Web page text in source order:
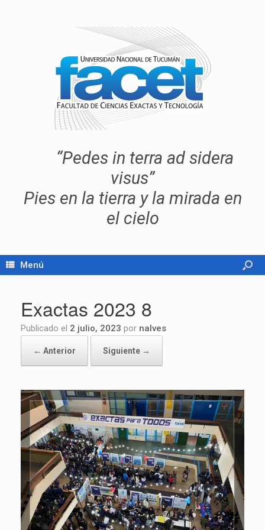
“Pedes in terra ad sidera
visus”
Pies en la tierra y la mirada en
el cielo
Menú
Exactas 2023 8
Publicado el 2 julio, 2023 por nalves
← Anterior Siguiente →